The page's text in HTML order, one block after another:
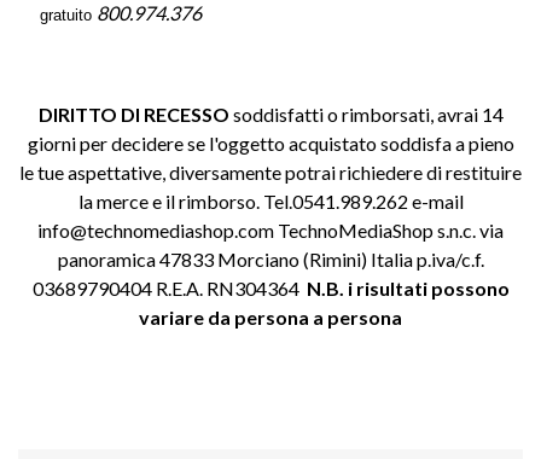
gratuito 800.974.376
DIRITTO DI RECESSO soddisfatti o rimborsati, avrai 14
giorni per decidere se l'oggetto acquistato soddisfa a pieno
le tue aspettative, diversamente potrai richiedere di restituire
la merce e il rimborso. Tel.0541.989.262 e-mail
info@technomediashop.com TechnoMediaShop s.n.c. via
panoramica 47833 Morciano (Rimini) Italia p.iva/c.f.
03689790404 R.E.A. RN304364 N.B. i risultati possono
variare da persona a persona